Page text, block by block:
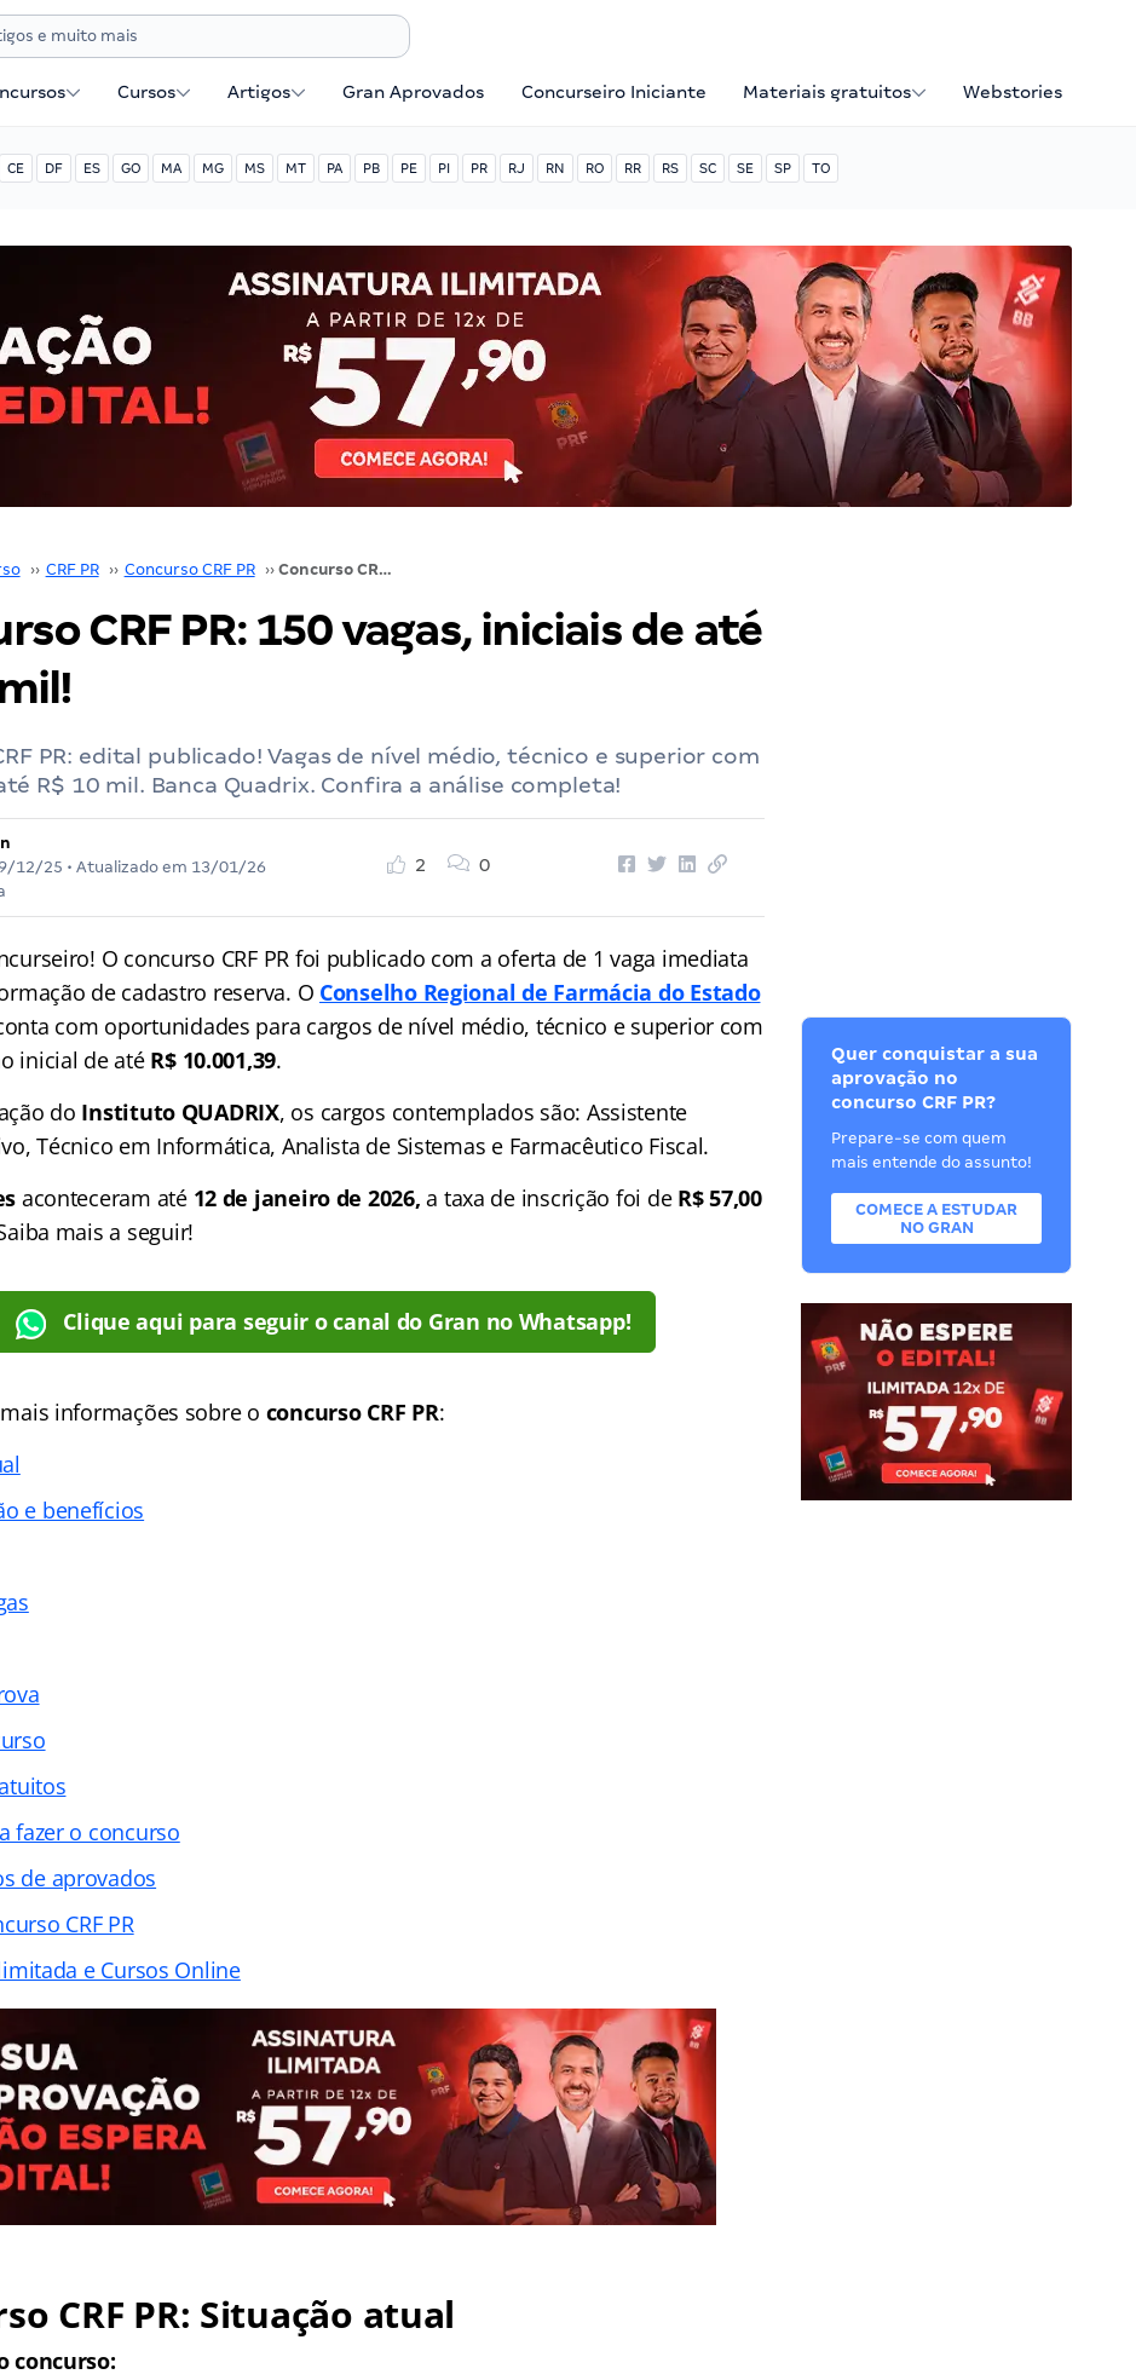
Cursos Artigos Gran Aprovados Concurseiro Iniciante Materiais gratuitos Webstories
CE DF ES GO MA MG MS MT PA PB PE PI PR RJ RN RO RR RS SC SE SP TO
›› CRF PR ›› Concurso CRF PR ›› Concurso CRF PR: 150 vagas, iniciais de até R$ 10mil!
CRF PR: 150 vagas, iniciais de até
PR: edital publicado! Vagas de nível médio, técnico e superior com
R$ 10 mil. Banca Quadrix. Confira a análise completa!
12/25 • Atualizado em 13/01/26
2 0
O concurso CRF PR foi publicado com a oferta de 1 vaga imediata
de cadastro reserva. O Conselho Regional de Farmácia do Estado
com oportunidades para cargos de nível médio, técnico e superior com
inicial de até R$ 10.001,39.
do Instituto QUADRIX, os cargos contemplados são: Assistente
Técnico em Informática, Analista de Sistemas e Farmacêutico Fiscal.
aconteceram até 12 de janeiro de 2026,a taxa de inscrição foi de R$ 57,00
mais a seguir!
Clique aqui para seguir o canal do Gran no Whatsapp!
informações sobre o concurso CRF PR:
e benefícios
fazer o concurso
de aprovados
CRF PR
e Cursos Online
CRF PR: Situação atual
concurso:
Quer conquistar a sua
aprovação no
concurso CRF PR?
Prepare-se com quem
mais entende do assunto!
COMECE A ESTUDAR
NO GRAN